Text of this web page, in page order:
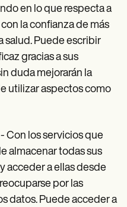
en lo que respecta a
la confianza de más
salud. Puede escribir
gracias a sus
duda mejorarán la
utilizar aspectos como
- Con los servicios que
almacenar todas sus
acceder a ellas desde
por las
datos. Puede acceder a